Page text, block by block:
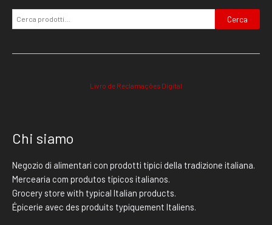
Cerca
Livro de Reclamações Digital
Chi siamo
Negozio di alimentari con prodotti tipici della tradizione italiana.
Mercearia com produtos típicos italianos.
Grocery store with typical Italian products.
Épicerie avec des produits typiquement Italiens.